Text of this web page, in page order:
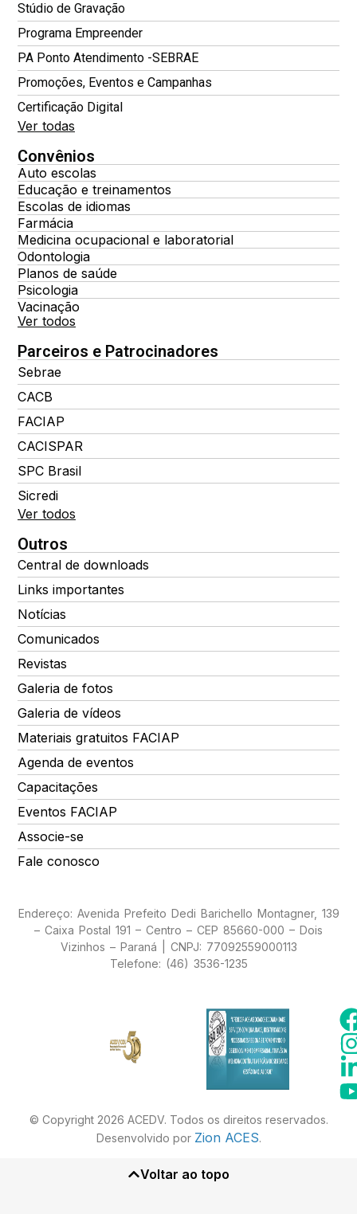
Stúdio de Gravação
Programa Empreender
PA Ponto Atendimento -SEBRAE
Promoções, Eventos e Campanhas
Certificação Digital
Ver todas
Convênios
Auto escolas
Educação e treinamentos
Escolas de idiomas
Farmácia
Medicina ocupacional e laboratorial
Odontologia
Planos de saúde
Psicologia
Vacinação
Ver todos
Parceiros e Patrocinadores
Sebrae
CACB
FACIAP
CACISPAR
SPC Brasil
Sicredi
Ver todos
Outros
Central de downloads
Links importantes
Notícias
Comunicados
Revistas
Galeria de fotos
Galeria de vídeos
Materiais gratuitos FACIAP
Agenda de eventos
Capacitações
Eventos FACIAP
Associe-se
Fale conosco
Endereço: Avenida Prefeito Dedi Barichello Montagner, 139
– Caixa Postal 191 – Centro – CEP 85660-000 – Dois
Vizinhos – Paraná | CNPJ: 77092559000113
Telefone: (46) 3536-1235
© Copyright 2026 ACEDV. Todos os direitos reservados.
Desenvolvido por Zion ACES.
Voltar ao topo